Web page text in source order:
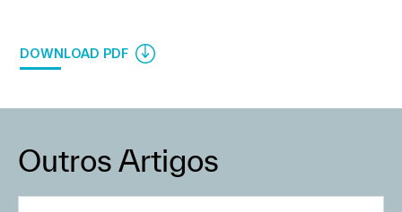
DOWNLOAD PDF
Outros Artigos